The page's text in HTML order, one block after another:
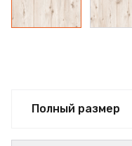
Полный размер